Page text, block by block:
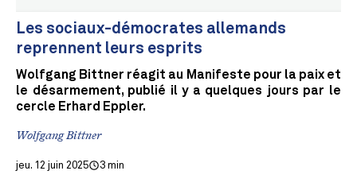
Les sociaux-démocrates allemands
reprennent leurs esprits
Wolfgang Bittner réagit au Manifeste pour la paix et
le désarmement, publié il y a quelques jours par le
cercle Erhard Eppler.
Wolfgang Bittner
jeu. 12 juin 2025 3 min